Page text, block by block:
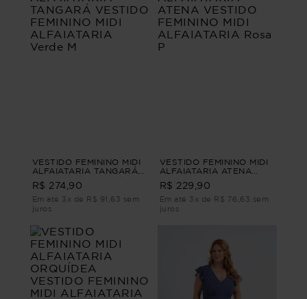
VESTIDO FEMININO MIDI
ALFAIATARIA TANGARÁ
VESTIDO FEMININO MIDI
ALFAIATARIA Verde M
R$ 274,90
Em até 3x de R$ 91,63 sem
juros
VESTIDO FEMININO MIDI
ALFAIATARIA ATENA
VESTIDO FEMININO MIDI
ALFAIATARIA Rosa P
R$ 229,90
Em até 3x de R$ 76,63 sem
juros